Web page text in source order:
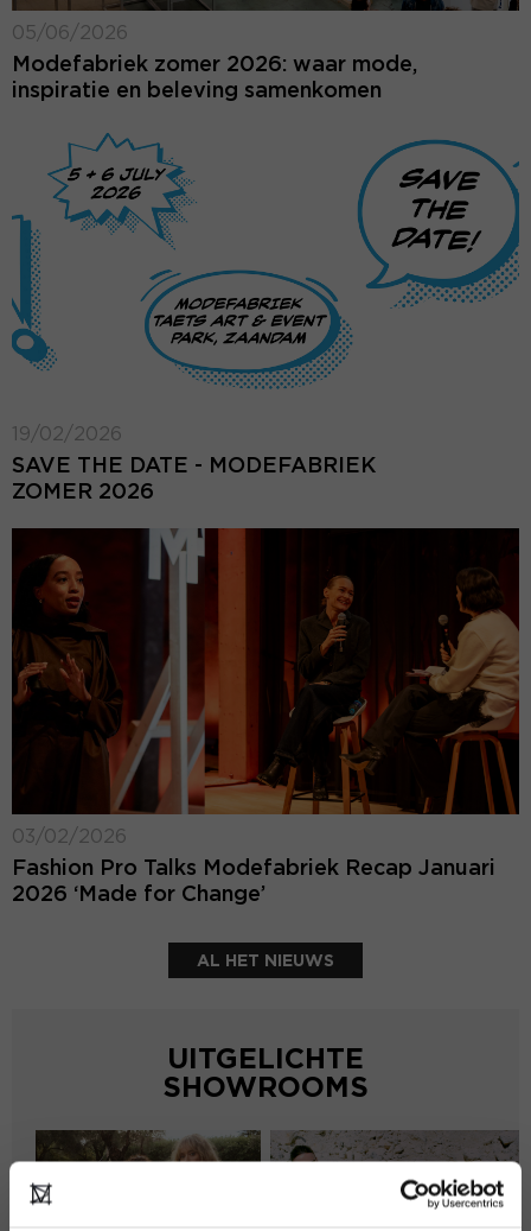
05/06/2026
Modefabriek zomer 2026: waar mode,
inspiratie en beleving samenkomen
19/02/2026
SAVE THE DATE - MODEFABRIEK
ZOMER 2026
03/02/2026
Fashion Pro Talks Modefabriek Recap Januari
2026 ‘Made for Change’
AL HET NIEUWS
UITGELICHTE
SHOWROOMS